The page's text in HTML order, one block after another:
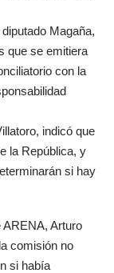
Magaña,
que se emitiera
con la
indicó que
la República, y
si hay
ARENA, Arturo
comisión no
si había